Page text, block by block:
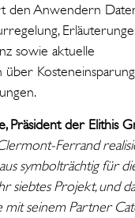
den Anwendern
sowie aktuelle
über
Präsident der Elithis
Ferrand
symbolträchtig für
siebtes Projekt, und
mit seinem Partner